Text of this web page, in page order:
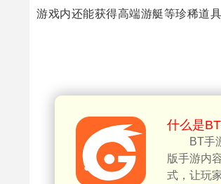
游戏内还能获得高端游艇等珍稀道
什么是
BT手
版手游内
式，让玩